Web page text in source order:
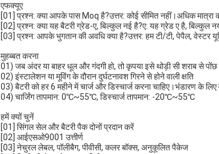
एफक्यूए
[01] प्रश्न: क्या आपके पास Moq है?उत्तर: कोई सीमित नहीं।अधिक मात्रा
[02] प्रश्न: क्या यह बैटरी ग्रेड-ए, बिल्कुल नई है?ए: यह ग्रेड ए है, बिल्कुल
[03] प्रश्न: आपके भुगतान की अवधि क्या है?उत्तर: हम टी/टी, पेपैल, वेस्टर
मुहब्बत करना
01) जब अंदर या बाहर धूल और गंदगी हो, तो कृपया इसे थोड़ी सी शराब से
02) इंस्टालेशन या मूविंग के दौरान दुर्घटनावश गिरने से होने वाली क्षति
03) बैटरी को हर 6 महीने में चार्ज और डिस्चार्ज करना चाहिए।भंडारण के
04) चार्जिंग तापमान: 0℃~55℃, डिस्चार्ज तापमान: -20℃~55℃
हमें क्यों चुनें
[01] सिंगल सेल और बैटरी पैक दोनों प्रदान करें
[02] आईएसओ9001 उत्तीर्ण
[03] नेचुरल लेबल, पॉलीबैग, पीवीसी, कलर बॉक्स, अनुकूलित पैकेज